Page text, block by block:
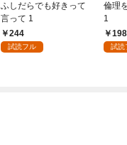
ふしだらでも好きって
言って 1
244
試読フル
倫理
1
198
試読